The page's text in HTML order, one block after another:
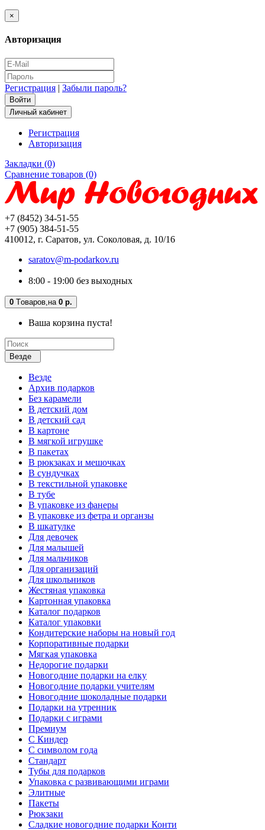
×
Авторизация
Регистрация | Забыли пароль?
Личный кабинет
Регистрация
Авторизация
Закладки (0)
Сравнение товаров (0)
+7 (8452) 34-51-55
+7 (905) 384-51-55
410012, г. Саратов, ул. Соколовая, д. 10/16
saratov@m-podarkov.ru
8:00 - 19:00 без выходных
0 Tоваров, на 0 р.
Ваша корзина пуста!
Везде
Везде
Архив подарков
Без карамели
В детский дом
В детский сад
В картоне
В мягкой игрушке
В пакетах
В рюкзаках и мешочках
В сундучках
В текстильной упаковке
В тубе
В упаковке из фанеры
В упаковке из фетра и органзы
В шкатулке
Для девочек
Для малышей
Для мальчиков
Для организаций
Для школьников
Жестяная упаковка
Картонная упаковка
Каталог подарков
Каталог упаковки
Кондитерские наборы на новый год
Корпоративные подарки
Мягкая упаковка
Недорогие подарки
Новогодние подарки на елку
Новогодние подарки учителям
Новогодние шоколадные подарки
Подарки на утренник
Подарки с играми
Премиум
С Киндер
С символом года
Стандарт
Тубы для подарков
Упаковка с развивающими играми
Элитные
Пакеты
Рюкзаки
Сладкие новогодние подарки Конти